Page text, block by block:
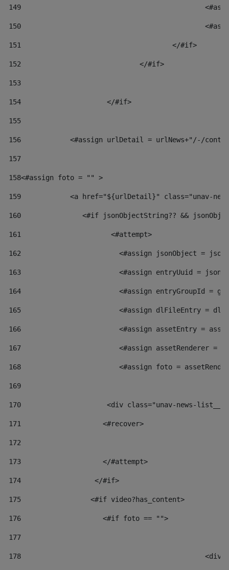
149
150
151
					</#if>
152
				</#if>
153
154
			</#if>
155
156
<#assign urlDetail = urlNews+"/-/
157
158<#assign foto = "" >
159
<a href="${urlDetail}" class="unav-
160
<#if jsonObjectString?? &&
161
    		         <#attempt>
162
<#assign jsonObject =
163
<#assign entryUuid =
164
<#assign entryGroupId =
165
<#assign dlFileEntry =
166
<#assign assetEntry =
167
<#assign assetRenderer =
168
<#assign foto =
169
170
<div class="unav-
171
                    <#recover>
172
173
                    </#attempt>
174
                  </#if>
175
                 <#if video?has_content>
176
                    <#if foto == "">
177
178